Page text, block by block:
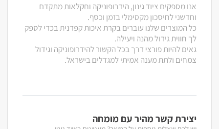
אנו מספקים ציוד גינון, הידרופוניקה וחקלאות מתקדם
וחדשני לחיסכון מקסימלי בזמן וכסף.
כל המוצרים שלנו עוברים בקרת איכות קפדנית בכדי לספק
לך חווית גידול מהנה ויעילה.
גאים להיות פורצי דרך בכל הקשור להידרופוניקה וגידול
צמחים ולתת מענה אמיתי למגדלים בישראל.
יצירת קשר מהיר עם מומחה